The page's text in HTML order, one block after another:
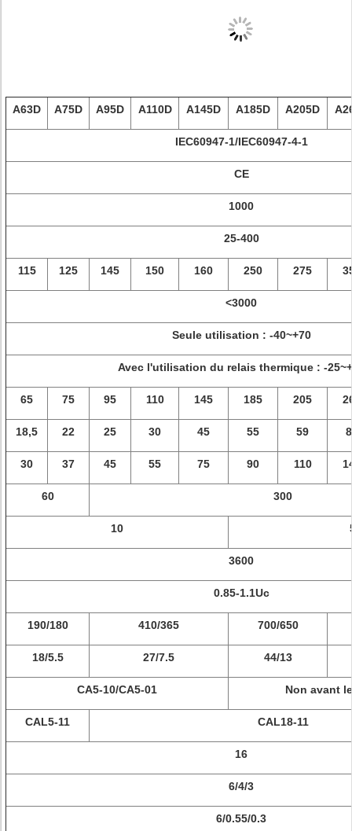
A63D A75D A95D A110D A145D A185D A205D
IEC60947-1/IEC60947-4-1
CE
1000
25-400
115 125 145 150 160 250 275
<3000
Seule utilisation : -40~+70
Avec l'utilisation du relais thermique : -
65 75 95 110 145 185 205
18,5 22 25 30 45 55 59
30 37 45 55 75 90 110
60 300
10
3600
0.85-1.1Uc
190/180 410/365 700/650
18/5.5 27/7.5 44/13
CA5-10/CA5-01 Non avant
CAL5-11 CAL18-11
16
6/4/3
6/0.55/0.3